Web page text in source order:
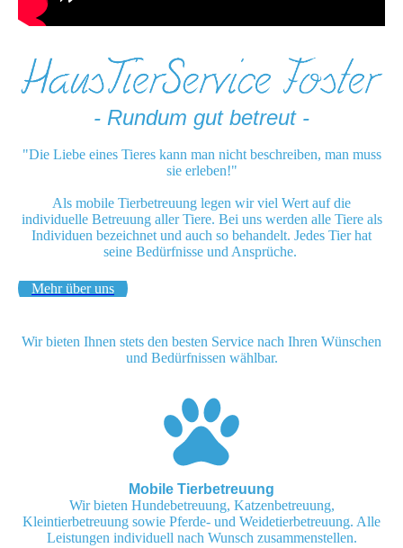
- Rundum gut betreut -
"Die Liebe eines Tieres kann man nicht beschreiben, man muss
sie erleben!"
Als mobile Tierbetreuung legen wir viel Wert auf die
individuelle Betreuung aller Tiere. Bei uns werden alle Tiere als
Individuen bezeichnet und auch so behandelt. Jedes Tier hat
seine Bedürfnisse und Ansprüche.
Mehr über uns
Wir bieten Ihnen stets den besten Service nach Ihren Wünschen
und Bedürfnissen wählbar.
Mobile Tierbetreuung
Wir bieten Hundebetreuung, Katzenbetreuung,
Kleintierbetreuung sowie Pferde- und Weidetierbetreuung. Alle
Leistungen individuell nach Wunsch zusammenstellen.